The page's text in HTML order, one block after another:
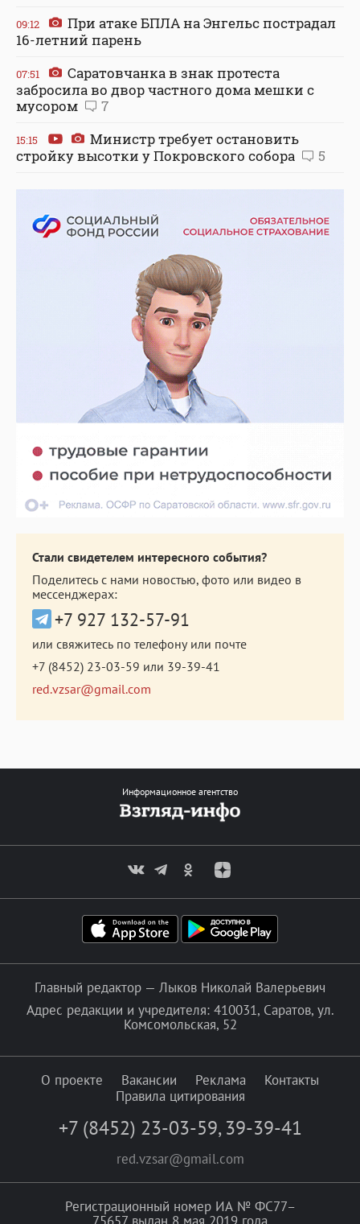
09:12
При атаке БПЛА на Энгельс пострадал
16-летний парень
07:51
Саратовчанка в знак протеста
забросила во двор частного дома мешки с
мусором
7
15:15
Министр требует остановить
стройку высотки у Покровского собора
5
Стали свидетелем интересного события?
Поделитесь с нами новостью, фото или видео в
мессенджерах:
+7 927 132-57-91
или свяжитесь по телефону или почте
+7 (8452) 23-03-59 или 39-39-41
red.vzsar@gmail.com
Информационное агентство
Главный редактор — Лыков Николай Валерьевич
Адрес редакции и учредителя: 410031, Саратов, ул.
Комсомольская, 52
О проекте Вакансии Реклама
Контакты
Правила цитирования
+7 (8452) 23-03-59, 39-39-41
red.vzsar@gmail.com
Регистрационный номер ИА № ФС77–